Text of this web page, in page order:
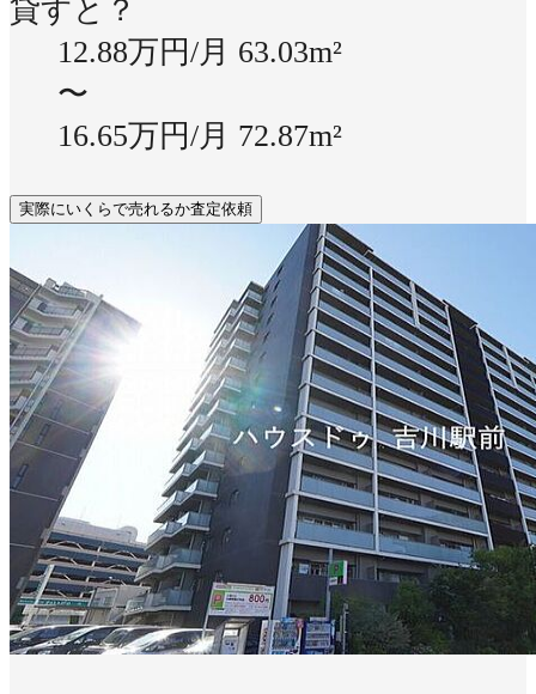
貸すと？
12.88万円/月 63.03m²
〜
16.65万円/月 72.87m²
実際にいくらで売れるか査定依頼